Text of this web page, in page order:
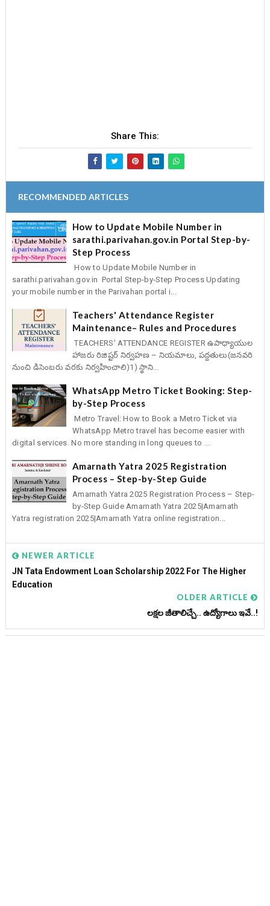
Share This:
RECOMMENDED ARTICLES
How to Update Mobile Number in
sarathi.parivahan.gov.in Portal Step-by-
Step Process
How to Update Mobile Number in
sarathi.parivahan.gov.in Portal Step-by-Step Process Updating
your mobile number in the Parivahan portal i...
Teachers' Attendance Register
Maintenance– Rules and Procedures
TEACHERS' ATTENDANCE REGISTER ఉపాధ్యాయుల
హాజరు రిజిష్టర్ నిర్వహణ – నియమాలు, పద్దతులు(జనవరి
నుంచి డిసెంబరు వరకు నిర్వహించాలి)1) స్థాని...
WhatsApp Metro Ticket Booking: Step-
by-Step Process
Metro Travel: How to Book a Metro Ticket via
WhatsApp Metro travel has become easier with
digital services. No more standing in long queues to ...
Amarnath Yatra 2025 Registration
Process – Step-by-Step Guide
Amarnath Yatra 2025 Registration Process – Step-
by-Step Guide Amarnath Yatra 2025|Amarnath
Yatra registration 2025|Amarnath Yatra online registration...
NEWER ARTICLE
JN Tata Endowment Loan Scholarship 2022 For The Higher
Education
OLDER ARTICLE
లక్షల జీతాలిచ్చే.. ఉద్యోగాలు ఇవే..!